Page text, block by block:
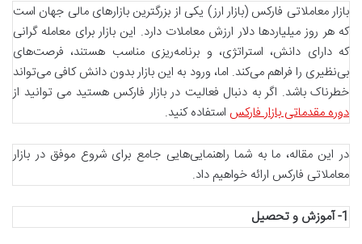
بازار معاملاتی فارکس (بازار ارز) یکی از بزرگترین بازارهای مالی جهان است
که هر روز میلیاردها دلار ارزش معاملات دارد. این بازار برای معامله گرانی
که دارای دانش، استراتژی، و برنامه‌ریزی مناسب هستند، فرصت‌های
بی‌نظیری را فراهم می‌کند. اما، ورود به این بازار بدون دانش کافی می‌تواند
خطرناک باشد. اگر به دنبال فعالیت در بازار فارکس هستید می توانید از
دوره مقدماتی بازار فارکس استفاده کنید.
در این مقاله، ما به شما راهنمایی‌هایی جامع برای شروع موفق در بازار
معاملاتی فارکس ارائه خواهیم داد.
1- آموزش و تحصیل